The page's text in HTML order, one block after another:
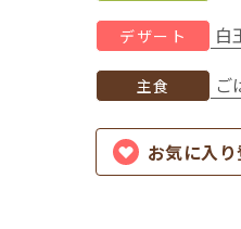
デザート 白
主食 ご
お気に入り